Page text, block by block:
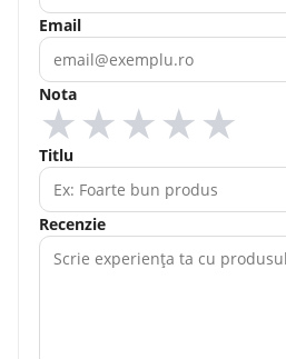
Email
Nota
★
★
★
★
★
Titlu
Recenzie